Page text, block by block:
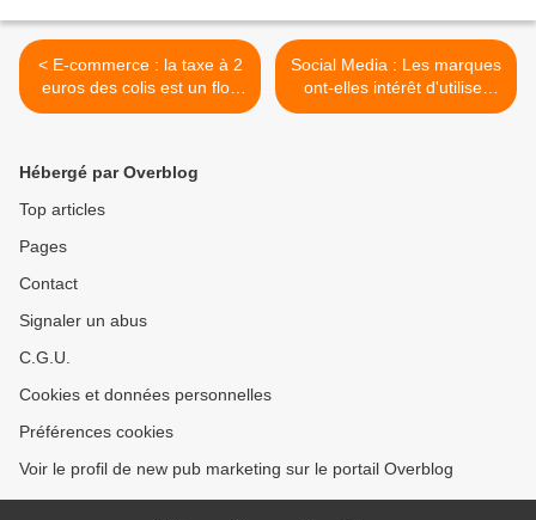
< E-commerce : la taxe à 2
euros des colis est un flop
monumental ... même le
Social Media : Les marques
ont-elles intérêt d'utiliser
Snapchat ? >
Hébergé par Overblog
Top articles
Pages
Contact
Signaler un abus
C.G.U.
Cookies et données personnelles
Préférences cookies
Voir le profil de new pub marketing sur le portail Overblog